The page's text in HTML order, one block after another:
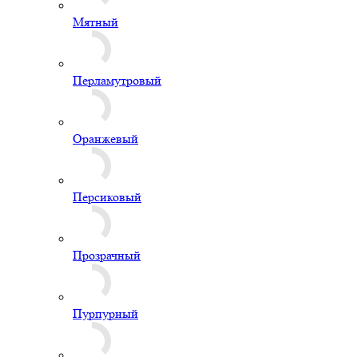
Пурпурный
Разноцветные
Розовый
Салатовый
Светло-фиолетовый
Серый